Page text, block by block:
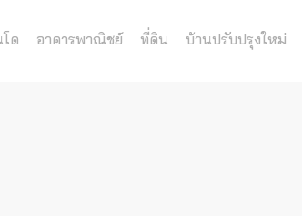
ด อาคารพาณิชย์ ที่ดิน บ้านปรับปรุงใหม่